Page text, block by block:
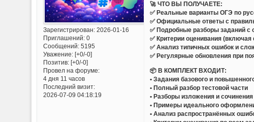
Зарегистрирован: 2026-01-16
Приглашений:0
Сообщений:5195
Уважение: [+0/-0]
Позитив: [+0/-0]
Провел на форуме:
4 дня 11 часов
Последний визит:
2026-07-09 04:18:19
🚀 ЧТО ВЫ ПОЛУЧАЕТЕ:
✅ Реальные варианты ОГЭ по
✅ Официальные ответы с
✅ Подробные разборы заданий
✅ Критерии оценивания
✅ Анализ типичных ошибок и
✅ Регулярные обновления при
📦 В КОМПЛЕКТ ВХОДИТ:
• Задания базового и
• Полный разбор тестовой части
• Разборы изложения и
• Примеры идеального
• Анализ распространённых